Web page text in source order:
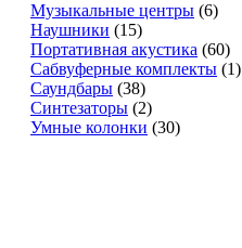
Музыкальные центры (6)
Наушники (15)
Портативная акустика (60)
Сабвуферные комплекты (1)
Саундбары (38)
Синтезаторы (2)
Умные колонки (30)